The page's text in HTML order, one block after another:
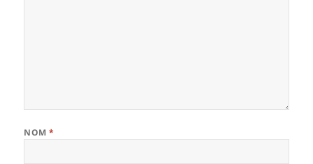
NOM*